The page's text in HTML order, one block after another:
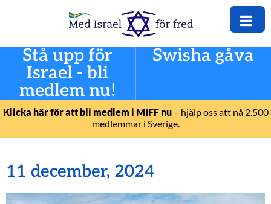
Stå upp för
Israel - bli
medlem nu!
Swisha gåva
Klicka här för att bli medlem i MIFF nu– hjälp oss att nå 2.500
medlemmar i Sverige.
11 december, 2024